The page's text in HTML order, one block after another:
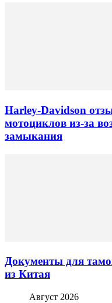
Harley-Davidson
мотоциклов из-за
замыкания
Документы для
из Китая
Август 2026